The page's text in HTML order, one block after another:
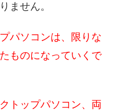
ません。
パソコンは、限りな
ものになっていくで
トップパソコン、両